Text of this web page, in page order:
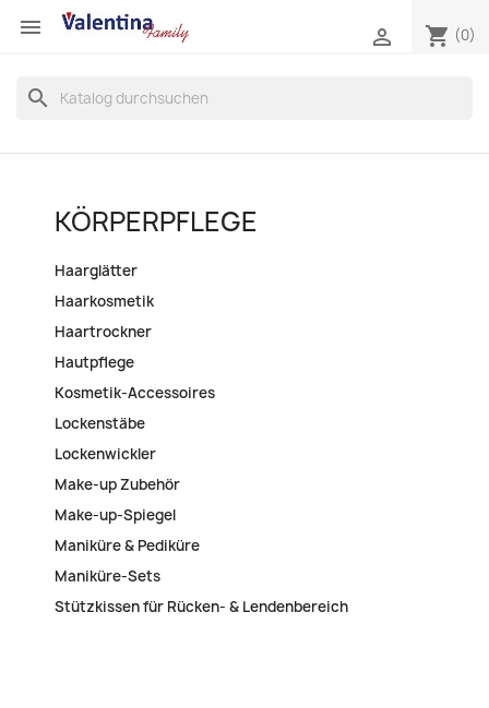
 shopping_cart (0)

search
KÖRPERPFLEGE
Haarglätter
Haarkosmetik
Haartrockner
Hautpflege
Kosmetik-Accessoires
Lockenstäbe
Lockenwickler
Make-up Zubehör
Make-up-Spiegel
Maniküre & Pediküre
Maniküre-Sets
Stützkissen für Rücken- & Lendenbereich